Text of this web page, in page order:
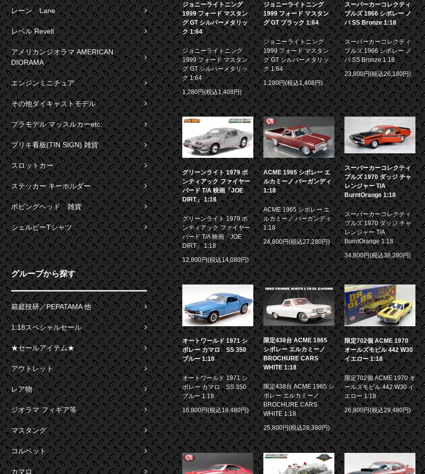
レーン Lane
レベル Revell
アメリカンジオラマ AMERICAN
DIORAMA
エンジンミニチュア
その他ダイキャストモデル
プラモデル マッスルカーetc.
ブリキ看板(TIN SIGN) 雑貨
スロットカー
ステッカー キーホルダー
ボビングヘッド 雑貨
シェルビーTシャツ
グループから探す
箱庭技研／PEPATAMA 他
1:18スペシャルセール
★セールアイテム★
アウトレット
レア物
ジオラマ フィギア等
マスタング
コルベット
カマロ
ジョニーライトニング
1999 フォード マスタン
グ GT シルバーメタリッ
ク 1:64
ジョニーライトニング
1999 フォード マスタン
グ GT シルバーメタリッ
ク 1:64
1,280円(税込1,408円)
ジョニーライトニング
1999 フォード マスタン
グ GT ブラック 1:64
ジョニーライトニング
1999 フォード マスタン
グ GT シルバーメタリッ
ク 1:64
1,280円(税込1,408円)
スーパーカーコレクティ
ブルズ 1966 シボレー ノ
バ SS Bronze 1:18
スーパーカーコレクティ
ブルズ 1966 シボレー ノ
バ SS Bronze 1:18
23,800円(税込26,180円)
グリーンライト 1979 ポ
ンティアック ファイヤー
バード T/A 映画「JOE
DIRT」 1:18
グリーンライト 1979 ポ
ンティアック ファイヤー
バード T/A 映画「JOE
DIRT」 1:18
12,800円(税込14,080円)
ACME 1965 シボレー エ
ルカミーノ バーガンディ
1:18
ACME 1965 シボレー エ
ルカミーノ バーガンディ
1:18
24,800円(税込27,280円)
スーパーカーコレクティ
ブルズ 1970 ダッジ チャ
レンジャー T/A
BurntOrange 1:18
スーパーカーコレクティ
ブルズ 1970 ダッジ チャ
レンジャー T/A
BurntOrange 1:18
34,800円(税込38,280円)
オートワールド 1971 シ
ボレー カマロ SS 350
ブルー 1:18
オートワールド 1971 シ
ボレー カマロ SS 350
ブルー 1:18
16,800円(税込18,480円)
限定438台 ACME 1965
シボレー エルカミーノ
BROCHURE CARS
WHITE 1:18
限定438台 ACME 1965 シ
ボレー エルカミーノ
BROCHURE CARS
WHITE 1:18
25,800円(税込28,380円)
限定702個 ACME 1970
オールズモビル 442 W30
イエロー 1:18
限定702個 ACME 1970 オ
ールズモビル 442 W30 イ
エロー 1:18
26,800円(税込29,480円)